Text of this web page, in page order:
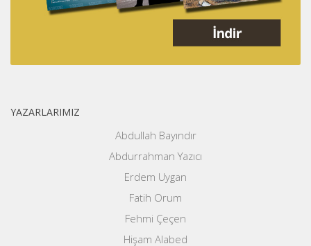
YAZARLARIMIZ
Abdullah Bayındır
Abdurrahman Yazıcı
Erdem Uygan
Fatih Orum
Fehmi Çeçen
Hişam Alabed